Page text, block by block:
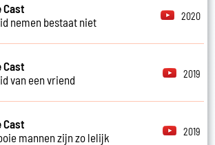
Cast
nemen bestaat niet
2020
Cast
van een vriend
2019
Cast
mannen zijn zo lelijk
2019